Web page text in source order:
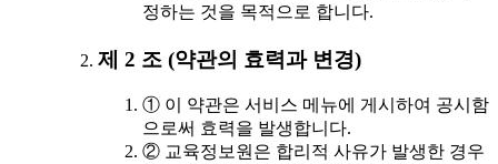
정하는 것을 목적으로 합니다.
제 2 조 (약관의 효력과 변경)
① 이 약관은 서비스 메뉴에 게시하여 공시함
으로써 효력을 발생합니다.
② 교육정보원은 합리적 사유가 발생한 경우